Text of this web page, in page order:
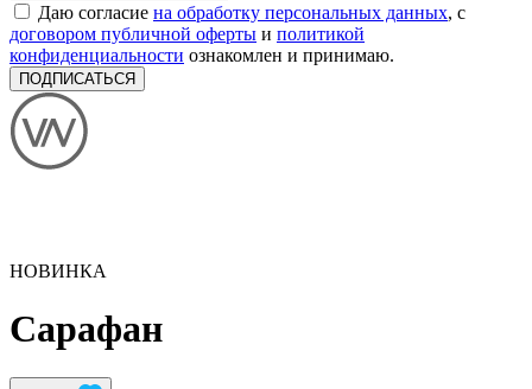
Даю согласие на обработку персональных данных, с
договором публичной оферты и политикой
конфиденциальности ознакомлен и принимаю.
ПОДПИСАТЬСЯ
НОВИНКА
Сарафан